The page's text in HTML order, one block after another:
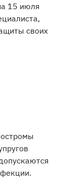
15 июля
своих